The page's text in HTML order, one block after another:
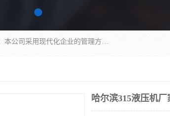
南通科达机床制造有限公司主要生产液压机、冲床、压力机等产品；本公司采用现代化企业的管理方法进行管理，立足于产品的质量管理，以优秀的品质、新颖的设计、合理的价格、完善的服务赢得广大客户的充分信赖和良好的口碑。领导层将运用科学管理方法及长期积累下来的经验和广泛领域吸取来新的技术不断调整产品结构，为市场提供精良的各类机械设备。企业将坚持与国内外各界朋友，真诚合作，共创辉煌。
哈尔滨315液压机厂